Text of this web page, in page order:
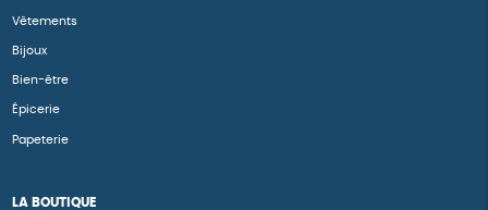
Vêtements
Bijoux
Bien-être
Épicerie
Papeterie
LA BOUTIQUE